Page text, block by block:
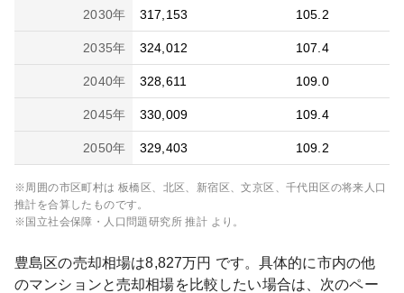
2030年 317,153 105.2
2035年 324,012 107.4
2040年 328,611 109.0
2045年 330,009 109.4
2050年 329,403 109.2
※周囲の市区町村は 板橋区、北区、新宿区、文京区、千代田区の将来人口
推計を合算したものです。
※国立社会保障・人口問題研究所 推計 より。
豊島区の売却相場は8,827万円 です。具体的に市内の他
のマンションと売却相場を比較したい場合は、次のペー